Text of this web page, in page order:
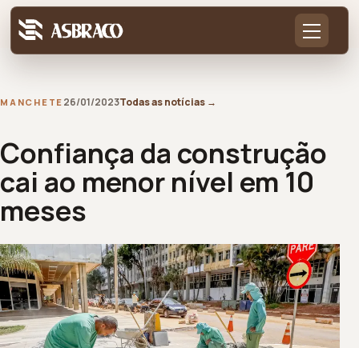
MANCHETE 26/01/2023Todas as notícias →
Confiança da construção
cai ao menor nível em 10
meses